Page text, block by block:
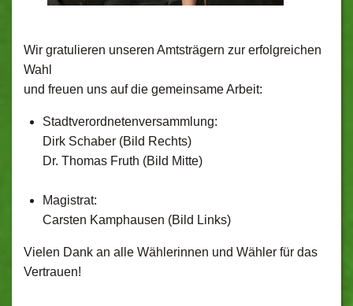
Wir gratulieren unseren Amtsträgern zur erfolgreichen
Wahl
und freuen uns auf die gemeinsame Arbeit:
Stadtverordnetenversammlung:
Dirk Schaber (Bild Rechts)
Dr. Thomas Fruth (Bild Mitte)
Magistrat:
Carsten Kamphausen (Bild Links)
Vielen Dank an alle Wählerinnen und Wähler für das
Vertrauen!